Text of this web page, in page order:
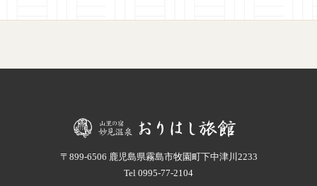
〒899-6506 鹿児島県霧島市牧園町下中津川2233
Tel 0995-77-2104